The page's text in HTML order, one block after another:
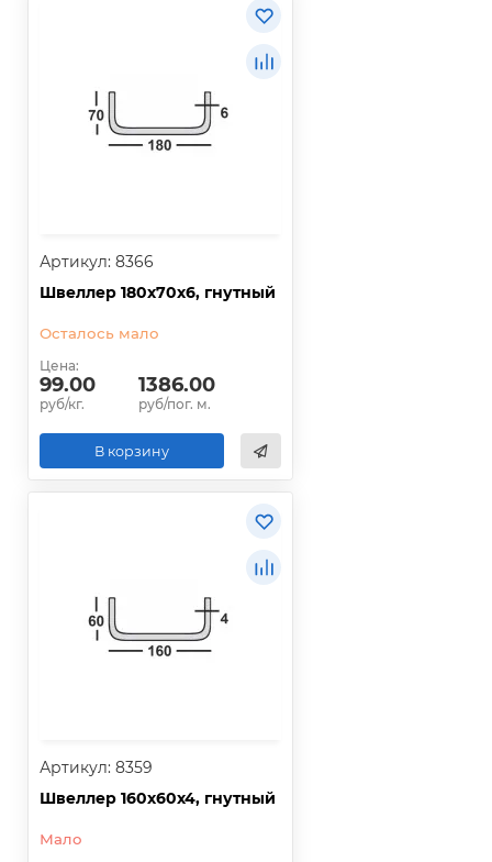
Артикул: 8366
Швеллер 180х70х6, гнутный
Осталось мало
Цена:
99.00
руб/кг.
1386.00
руб/пог. м.
В корзину
Артикул: 8359
Швеллер 160х60х4, гнутный
Мало